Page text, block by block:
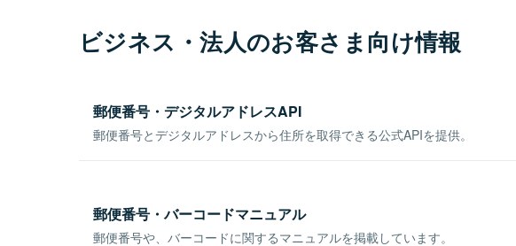
ビジネス・法人のお客さま向け情報
郵便番号・デジタルアドレスAPI
郵便番号とデジタルアドレスから住所を取得できる公式APIを提供。
郵便番号・バーコードマニュアル
郵便番号や、バーコードに関するマニュアルを掲載しています。